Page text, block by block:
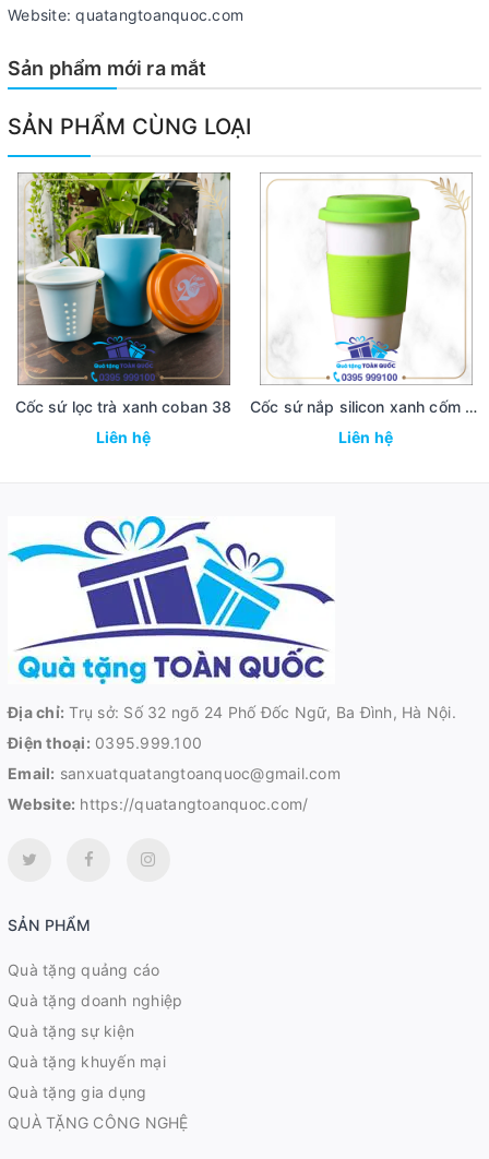
Website: quatangtoanquoc.com
Sản phẩm mới ra mắt
SẢN PHẨM CÙNG LOẠI
Cốc sứ lọc trà xanh coban 38
Liên hệ
Cốc sứ nắp silicon xanh cốm 36
Liên hệ
Địa chỉ: Trụ sở: Số 32 ngõ 24 Phố Đốc Ngữ, Ba Đình, Hà Nội.
Điện thoại: 0395.999.100
Email: sanxuatquatangtoanquoc@gmail.com
Website: https://quatangtoanquoc.com/
SẢN PHẨM
Quà tặng quảng cáo
Quà tặng doanh nghiệp
Quà tặng sự kiện
Quà tặng khuyến mại
Quà tặng gia dụng
QUÀ TẶNG CÔNG NGHỆ